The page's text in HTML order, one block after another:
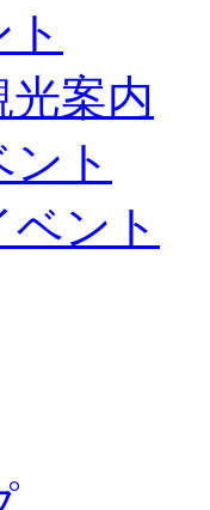
光案内
ト
ント